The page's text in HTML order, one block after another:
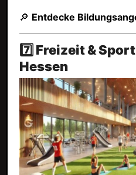
🔎 Entdecke
7️⃣ Freizeit &
Hessen